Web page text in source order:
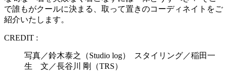
で誰もがクールに決まる、取って置きのコーディネイトをご
紹介いたします。
CREDIT :
写真／鈴木泰之（Studio log） スタイリング／稲田一
生 文／長谷川 剛（TRS）